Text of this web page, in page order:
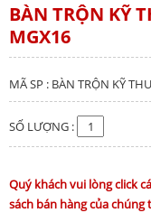
BÀN TRỘN KỸ
MGX16
MÃ SP : BÀN TRỘN KỸ
SỐ LƯỢNG :
Quý khách vui lòng click
sách bán hàng của chúng